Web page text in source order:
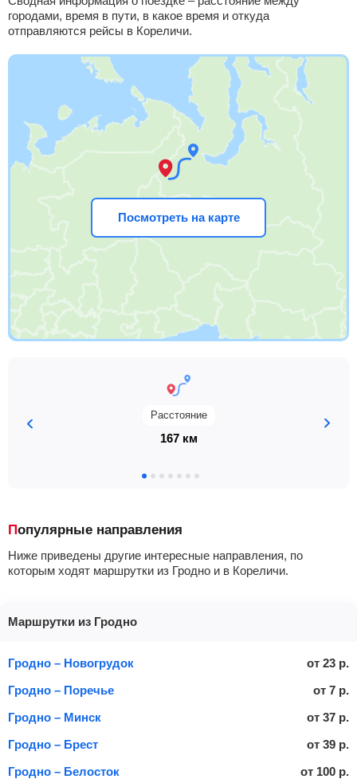
городами, время в пути, в какое время и откуда
отправляются рейсы в Кореличи.
Посмотреть на карте
Расстояние
167 км
Популярные направления
Ниже приведены другие интересные направления, по
которым ходят маршрутки из Гродно и в Кореличи.
Маршрутки из Гродно
Гродно – Новогрудок от 23 р.
Гродно – Поречье
от 7 р.
Гродно – Минск
от 37 р.
Гродно – Брест
от 39 р.
Гродно – Белосток
от 100 р.